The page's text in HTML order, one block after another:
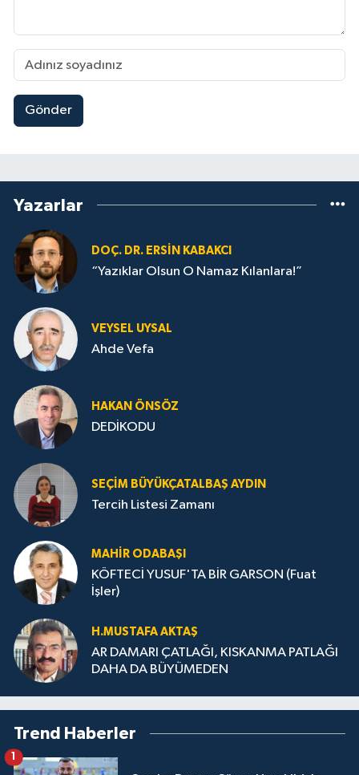
Gönder
Yazarlar
DOÇ. DR. ERSIN KABAKCI
“Yazıklar Olsun O Namaz Kılanlara!”
VEYSEL UYSAL
Ahde Vefa
HA­KAN ÖN­SÖZ
DEDİKODU
SEÇIM BÜYÜKÇATALBAŞ AYDIN
Tercih Listesi Zamanı
MAHIR ODABAŞI
KÖFTECİ YUSUF'TA BİR GARSON (Fuat
İşler)
H.MUS­TA­FA AK­TAŞ
AR DAMARI ÇATLAĞI, KISKANMA PATLAĞI
DAHA DA BÜYÜMEDEN
Trend Haberler
1